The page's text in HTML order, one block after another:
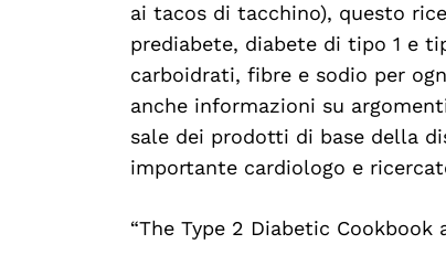
ai tacos di tacchino), questo
prediabete, diabete di tipo 1 e
carboidrati, fibre e sodio per
anche informazioni su
sale dei prodotti di base della
importante cardiologo e
“The Type 2 Diabetic Cookbook
Search
For: